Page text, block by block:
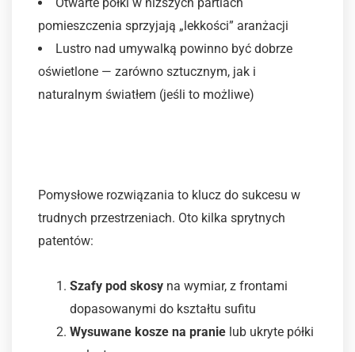
Otwarte półki w niższych partiach
pomieszczenia sprzyjają „lekkości” aranżacji
Lustro nad umywalką powinno być dobrze
oświetlone — zarówno sztucznym, jak i
naturalnym światłem (jeśli to możliwe)
Pomysłowe rozwiązania to klucz do sukcesu w
trudnych przestrzeniach. Oto kilka sprytnych
patentów:
Szafy pod skosy na wymiar, z frontami
dopasowanymi do kształtu sufitu
Wysuwane kosze na pranie lub ukryte półki